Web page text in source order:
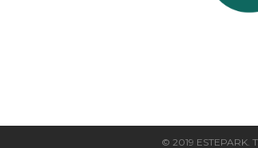
© 2019 ESTEPARK.